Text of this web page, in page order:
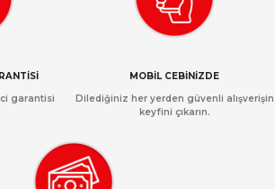
garantisi
MOBİL CEBİNİZDE
Dilediğiniz her yerden güvenli alışverişin
keyfini çıkarın.